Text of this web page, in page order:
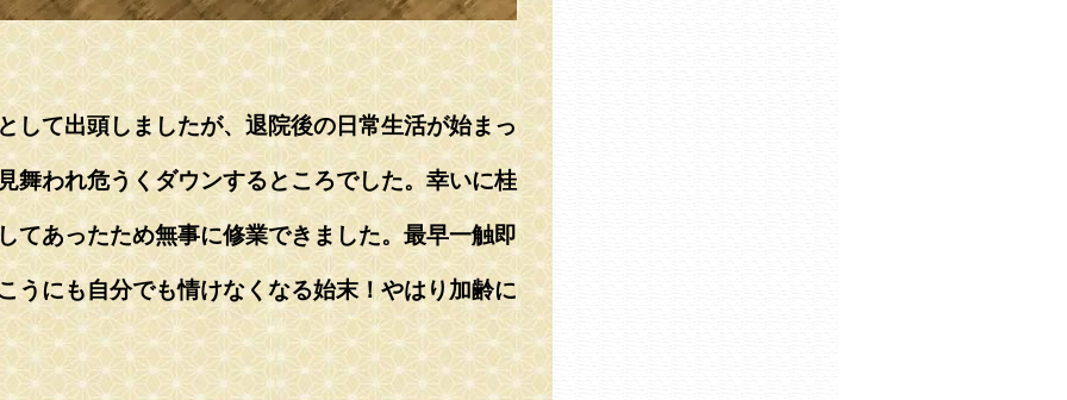
して出頭しましたが、退院後の日常生活が始まっ
舞われ危うくダウンするところでした。幸いに桂
てあったため無事に修業できました。最早一触即
うにも自分でも情けなくなる始末！やはり加齢に